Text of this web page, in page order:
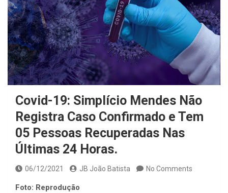
Covid-19: Simplício Mendes Não
Registra Caso Confirmado e Tem
05 Pessoas Recuperadas Nas
Últimas 24 Horas.
06/12/2021 JB João Batista No Comments
Foto: Reprodução